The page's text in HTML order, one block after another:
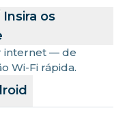
os
internet — de
Wi-Fi rápida.